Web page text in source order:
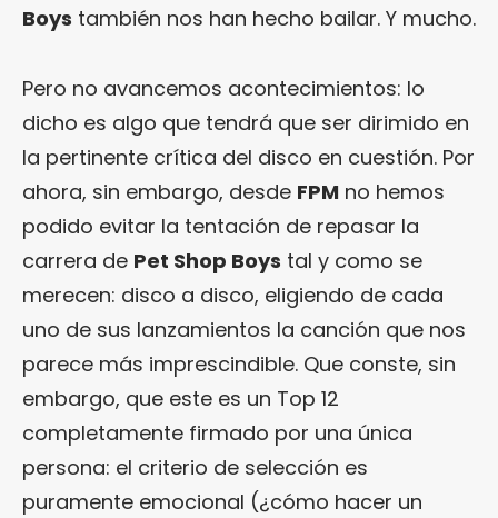
Boys también nos han hecho bailar. Y mucho.
Pero no avancemos acontecimientos: lo
dicho es algo que tendrá que ser dirimido en
la pertinente crítica del disco en cuestión. Por
ahora, sin embargo, desde FPM no hemos
podido evitar la tentación de repasar la
carrera de Pet Shop Boys tal y como se
merecen: disco a disco, eligiendo de cada
uno de sus lanzamientos la canción que nos
parece más imprescindible. Que conste, sin
embargo, que este es un Top 12
completamente firmado por una única
persona: el criterio de selección es
puramente emocional (¿cómo hacer un